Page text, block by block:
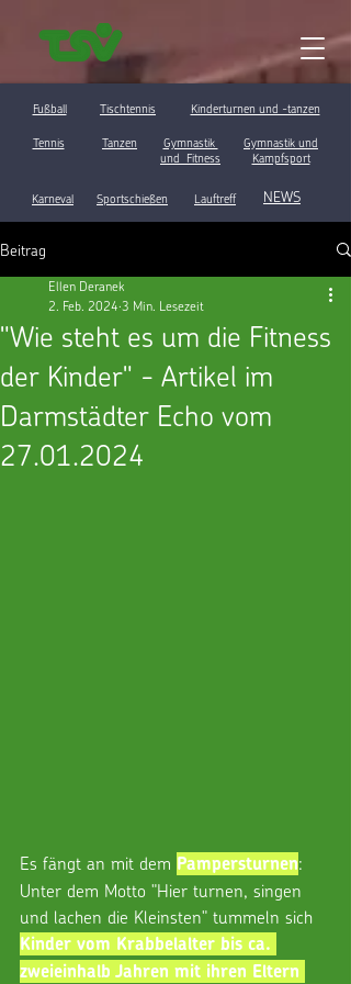
Fußball Tischtennis Kinderturnen und -tanzen
Tennis Tanzen
Gymnastik
und Fitness
Gymnastik und
Kampfsport
Karneval Sportschießen Lauftreff NEWS
Beitrag
"Wie steht es um die Fitness
der Kinder" - Artikel im
Darmstädter Echo vom
27.01.2024
Ellen Deranek
2. Feb. 2024 3 Min. Lesezeit
Es fängt an mit dem Pampersturnen:
Unter dem Motto "Hier turnen, singen
und lachen die Kleinsten" tummeln sich
Kinder vom Krabbelalter bis ca.
zweieinhalb Jahren mit ihren Eltern